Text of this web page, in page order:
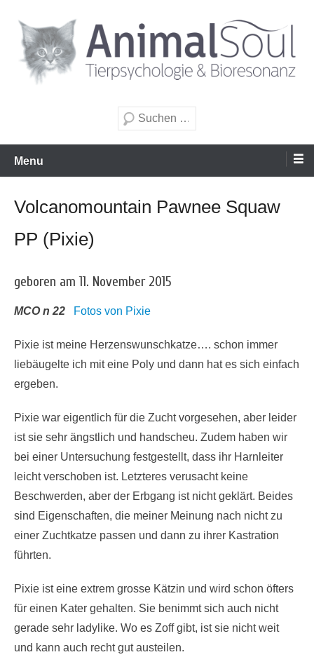
Inhalt
wechseln
Suche
Menu
Volcanomountain Pawnee Squaw
PP (Pixie)
geboren am 11. November 2015
MCO n 22 Fotos von Pixie
Pixie ist meine Herzenswunschkatze…. schon immer
liebäugelte ich mit eine Poly und dann hat es sich einfach
ergeben.
Pixie war eigentlich für die Zucht vorgesehen, aber leider
ist sie sehr ängstlich und handscheu. Zudem haben wir
bei einer Untersuchung festgestellt, dass ihr Harnleiter
leicht verschoben ist. Letzteres verusacht keine
Beschwerden, aber der Erbgang ist nicht geklärt. Beides
sind Eigenschaften, die meiner Meinung nach nicht zu
einer Zuchtkatze passen und dann zu ihrer Kastration
führten.
Pixie ist eine extrem grosse Kätzin und wird schon öfters
für einen Kater gehalten. Sie benimmt sich auch nicht
gerade sehr ladylike. Wo es Zoff gibt, ist sie nicht weit
und kann auch recht gut austeilen.